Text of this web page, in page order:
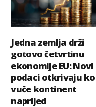
Jedna zemlja drži
gotovo četvrtinu
ekonomije EU: Novi
podaci otkrivaju ko
vuče kontinent
naprijed